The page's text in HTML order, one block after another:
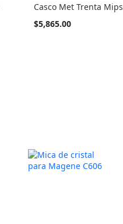
Casco Met Trenta Mips
Tan
$5,865.00